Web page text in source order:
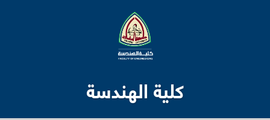
كلية الهندسة